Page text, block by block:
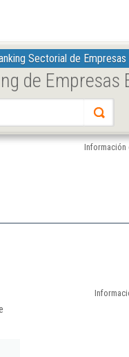
Sectorial de Empresas
de Empresas